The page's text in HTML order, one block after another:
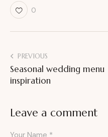
0
PREVIOUS
Seasonal wedding menu
inspiration
Leave a comment